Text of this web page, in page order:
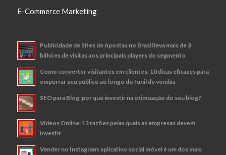
E-Commerce Marketing
Publicidade de Sites de Apostas no Brasil leva mais de 3
bilhões de visitas aos principais players do segmento
Como converter visitantes em clientes: 10 dicas eficazes para
empurrar seu público ao longo do funil de vendas
SEO para Blog: por que investir na otimização do seu blog?
Vídeos Online: 13 razões pelas quais as empresas devem
investir
Vender no Instagram: aplicativo social móvel é um dos mais